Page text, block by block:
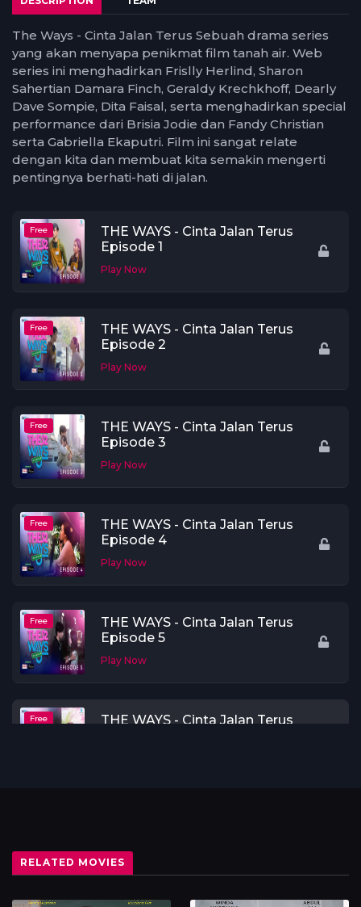
The Ways - Cinta Jalan Terus Sebuah drama series
yang akan menyapa penikmat film tanah air. Web
series ini menghadirkan Frislly Herlind, Sharon
Sahertian Damara Finch, Geraldy Krechkhoff, Dearly
Dave Sompie, Dita Faisal, serta menghadirkan special
performance dari Brisia Jodie dan Fandy Christian
serta Gabriella Ekaputri. Film ini sangat relate
dengan kita dan membuat kita semakin mengerti
pentingnya berhati-hati di jalan.
Free
THE WAYS - Cinta Jalan Terus
Episode 1
Play Now
Free
THE WAYS - Cinta Jalan Terus
Episode 2
Play Now
Free
THE WAYS - Cinta Jalan Terus
Episode 3
Play Now
Free
THE WAYS - Cinta Jalan Terus
Episode 4
Play Now
Free
THE WAYS - Cinta Jalan Terus
Episode 5
Play Now
Free
THE WAYS - Cinta Jalan Terus
Play Now
RELATED MOVIES